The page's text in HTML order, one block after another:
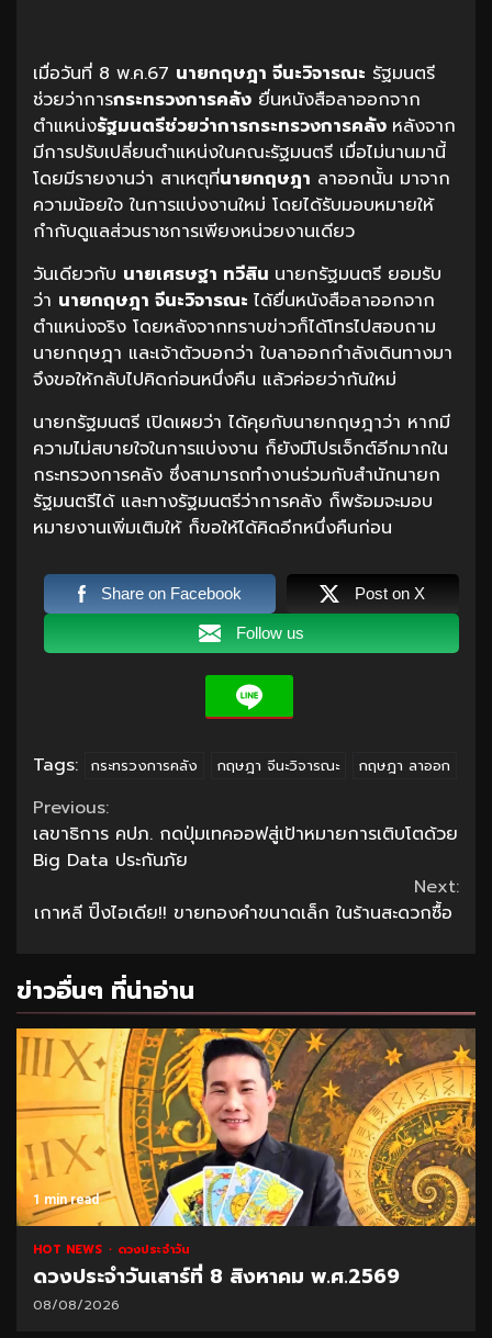
เมื่อวันที่ 8 พ.ค.67 นายกฤษฎา จีนะวิจารณะ รัฐมนตรี
ช่วยว่าการกระทรวงการคลัง ยื่นหนังสือลาออกจาก
ตำแหน่งรัฐมนตรีช่วยว่าการกระทรวงการคลัง หลังจาก
มีการปรับเปลี่ยนตำแหน่งในคณะรัฐมนตรี เมื่อไม่นานมานี้
โดยมีรายงานว่า สาเหตุที่นายกฤษฎา ลาออกนั้น มาจาก
ความน้อยใจ ในการแบ่งงานใหม่ โดยได้รับมอบหมายให้
กำกับดูแลส่วนราชการเพียงหน่วยงานเดียว
วันเดียวกับ นายเศรษฐา ทวีสิน นายกรัฐมนตรี ยอมรับ
ว่า นายกฤษฎา จีนะวิจารณะ ได้ยื่นหนังสือลาออกจาก
ตำแหน่งจริง โดยหลังจากทราบข่าวก็ได้โทรไปสอบถาม
นายกฤษฎา และเจ้าตัวบอกว่า ใบลาออกกำลังเดินทางมา
จึงขอให้กลับไปคิดก่อนหนึ่งคืน แล้วค่อยว่ากันใหม่
นายกรัฐมนตรี เปิดเผยว่า ได้คุยกับนายกฤษฎาว่า หากมี
ความไม่สบายใจในการแบ่งงาน ก็ยังมีโปรเจ็กต์อีกมากใน
กระทรวงการคลัง ซึ่งสามารถทำงานร่วมกับสำนักนายก
รัฐมนตรีได้ และทางรัฐมนตรีว่าการคลัง ก็พร้อมจะมอบ
หมายงานเพิ่มเติมให้ ก็ขอให้ได้คิดอีกหนึ่งคืนก่อน
Share on Facebook Post on X
Follow us
Tags: กระทรวงการคลัง กฤษฎา จีนะวิจารณะ กฤษฎา ลาออก
Continue
Reading
Previous:
เลขาธิการ คปภ. กดปุ่มเทคออฟสู่เป้าหมายการเติบโตด้วย
Big Data ประกันภัย
Next:
เกาหลี ปิ๊งไอเดีย!! ขายทองคำขนาดเล็ก ในร้านสะดวกซื้อ
ข่าวอื่นๆ ที่น่าอ่าน
1 min read
HOT NEWS ดวงประจำวัน
ดวงประจำวันเสาร์ที่ 8 สิงหาคม พ.ศ.2569
08/08/2026